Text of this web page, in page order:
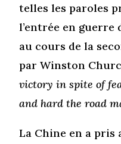
telles les paroles
l’entrée en guerre
au cours de la
par Winston
victory in spite of
and hard the road
La Chine en a pris